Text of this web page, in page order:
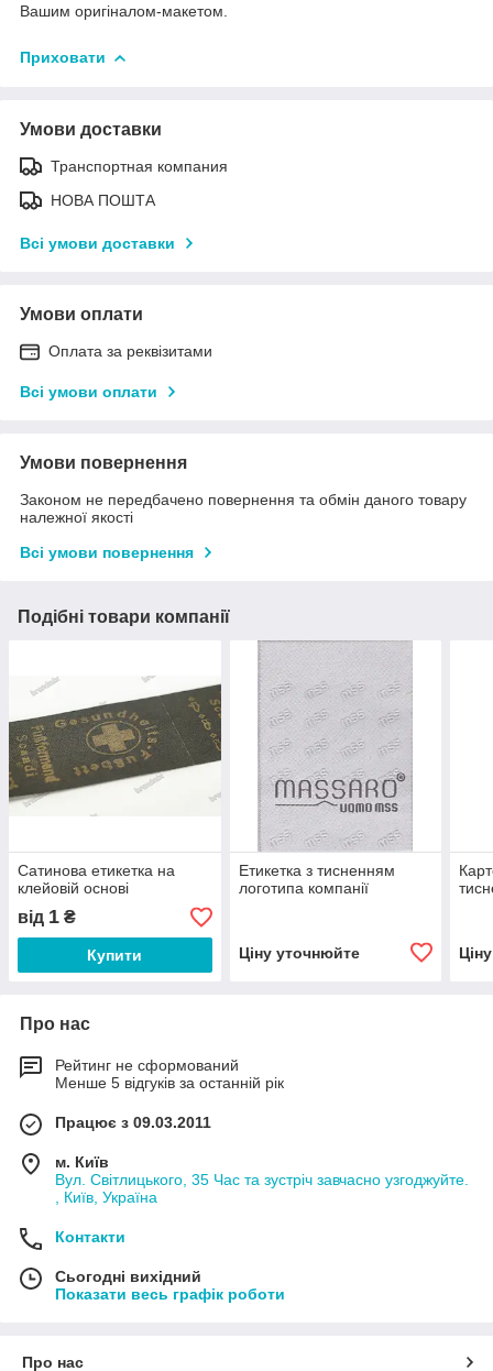
Вашим оригіналом-макетом.
Приховати
Умови доставки
Транспортная компания
НОВА ПОШТА
Всі умови доставки
Умови оплати
Оплата за реквізитами
Всі умови оплати
Умови повернення
Законом не передбачено повернення та обмін даного товару
належної якості
Всі умови повернення
Подібні товари компанії
Сатинова етикетка на
клейовій основі
від 1 ₴
Купити
Етикетка з тисненням
логотипа компанії
Ціну уточнюйте
Про нас
Рейтинг не сформований
Менше 5 відгуків за останній рік
Працює з 09.03.2011
м. Київ
Вул. Світлицького, 35 Час та зустріч завчасно узгоджуйте.
, Київ, Україна
Контакти
Сьогодні вихідний
Показати весь графік роботи
Про нас